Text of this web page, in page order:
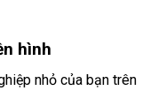
hình
nhỏ của bạn trên